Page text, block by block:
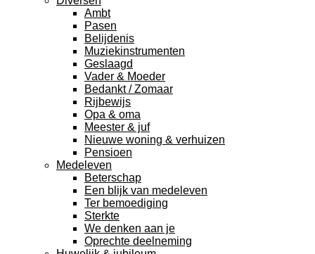
Ambt
Pasen
Belijdenis
Muziekinstrumenten
Geslaagd
Vader & Moeder
Bedankt / Zomaar
Rijbewijs
Opa & oma
Meester & juf
Nieuwe woning & verhuizen
Pensioen
Medeleven
Beterschap
Een blijk van medeleven
Ter bemoediging
Sterkte
We denken aan je
Oprechte deelneming